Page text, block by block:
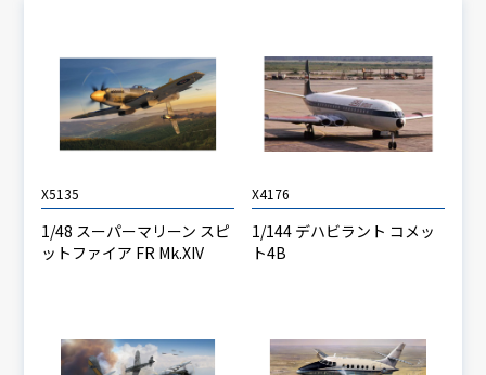
X5135
1/48 スーパーマリーン スピ
ットファイア FR Mk.XIV
X4176
1/144 デハビラント コメッ
ト4B